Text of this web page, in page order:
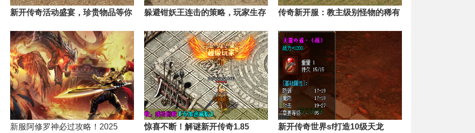
新开传奇活动盛宴，珍贵物品等你 躲避钳妖王连击的策略，玩家生存 传奇新开服：教主级别怪物的稀有
新服阿修罗神必过攻略！2025 惊喜不断！解谜新开传奇1.85 新开传奇世界sf打造10级天龙